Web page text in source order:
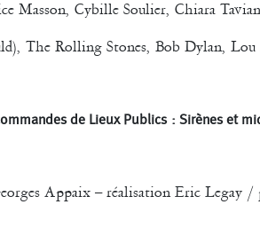
Masson, Cybille Soulier, Chiara
The Rolling Stones, Bob Dylan, Lou
de Lieux Publics : Sirènes et
Appaix – réalisation Eric Legay